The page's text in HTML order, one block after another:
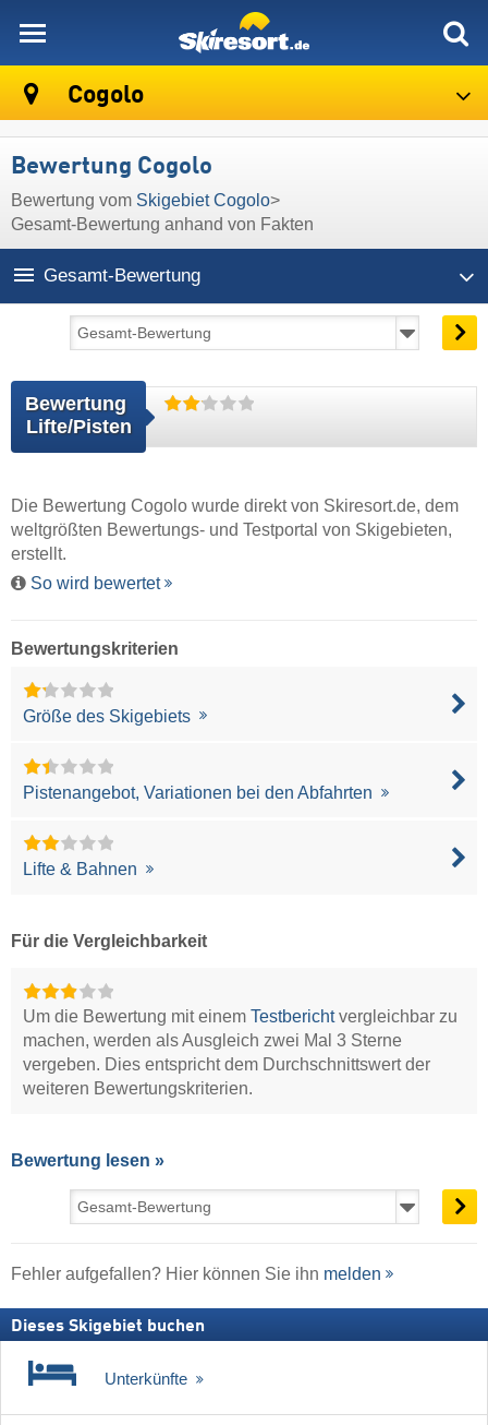
Cogolo
Bewertung Cogolo
Bewertung vom Skigebiet Cogolo>
Gesamt-Bewertung anhand von Fakten
Gesamt-Bewertung
Bewertung
Lifte/Pisten
Die Bewertung Cogolo wurde direkt von Skiresort.de, dem
weltgrößten Bewertungs- und Testportal von Skigebieten,
erstellt.
So wird bewertet
Bewertungskriterien
Größe des Skigebiets
Pistenangebot, Variationen bei den Abfahrten
Lifte & Bahnen
Für die Vergleichbarkeit
Um die Bewertung mit einemTestberichtvergleichbar zu
machen, werden als Ausgleich zwei Mal 3 Sterne
vergeben. Dies entspricht dem Durchschnittswert der
weiteren Bewertungskriterien.
Bewertung lesen »
Fehler aufgefallen? Hier können Sie ihn melden
Dieses Skigebiet buchen
Unterkünfte